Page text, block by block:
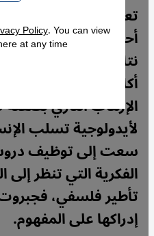
تعد المفكرة
أحد أعلام الفكر النقدي
نتاجها الفكري وتميز
أكاديمياً وسياسياً.
الإرهاب النازي
لأيدولوجية تسلب
سعت إلى توظيف
الفكرية التي تنظر
تأطير فلسفي،
إدراكها على المفهوم.
Policy. You can view
at any time.